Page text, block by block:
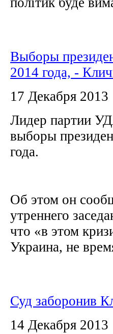
Выборы
2014 года, -
17 Декабря 2013
Лидер партии
выборы
года.
Об этом он
утреннего
что «в этом
Украина, не
Суд заборонив
14 Декабря 2013